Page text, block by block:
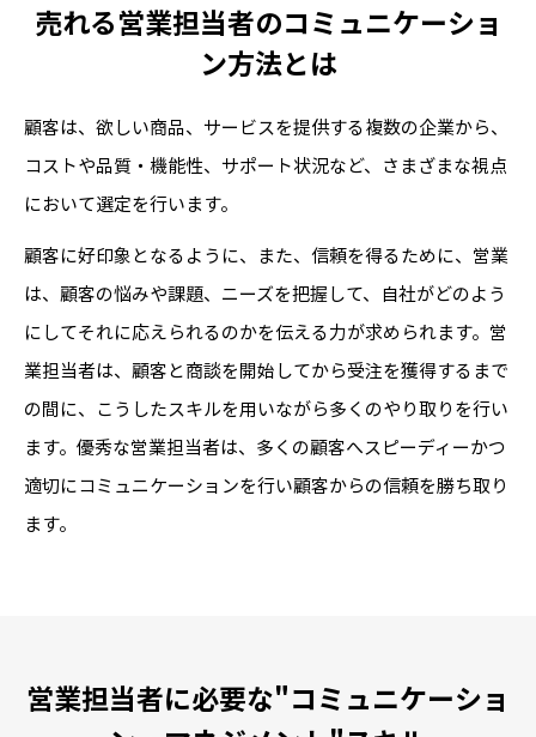
売れる営業担当者のコミュニケーショ
ン方法とは
顧客は、欲しい商品、サービスを提供する複数の企業から、
コストや品質・機能性、サポート状況など、さまざまな視点
において選定を行います。
顧客に好印象となるように、また、信頼を得るために、営業
は、顧客の悩みや課題、ニーズを把握して、自社がどのよう
にしてそれに応えられるのかを伝える力が求められます。営
業担当者は、顧客と商談を開始してから受注を獲得するまで
の間に、こうしたスキルを用いながら多くのやり取りを行い
ます。優秀な営業担当者は、多くの顧客へスピーディーかつ
適切にコミュニケーションを行い顧客からの信頼を勝ち取り
ます。
営業担当者に必要な"コミュニケーショ